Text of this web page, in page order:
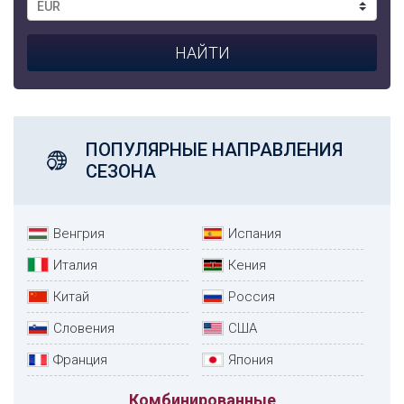
ПОПУЛЯРНЫЕ НАПРАВЛЕНИЯ
СЕЗОНА
Венгрия
Испания
Италия
Кения
Китай
Россия
Словения
США
Франция
Япония
Комбинированные